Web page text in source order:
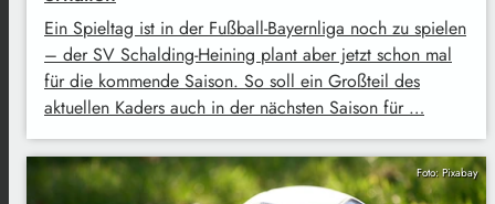
Ein Spieltag ist in der Fußball-Bayernliga noch zu spielen
– der SV Schalding-Heining plant aber jetzt schon mal
für die kommende Saison. So soll ein Großteil des
aktuellen Kaders auch in der nächsten Saison für …
Foto: Pixabay